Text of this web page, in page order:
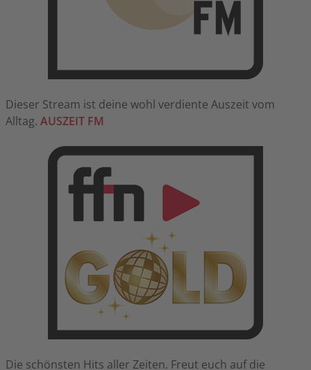
Dieser Stream ist deine wohl verdiente Auszeit vom
Alltag. AUSZEIT FM
Die schönsten Hits aller Zeiten. Freut euch auf die